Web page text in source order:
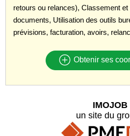
retours ou relances), Classement
documents, Utilisation des outils
prévisions, facturation, avoirs,
Obtenir ses
IMOJOB
un site du